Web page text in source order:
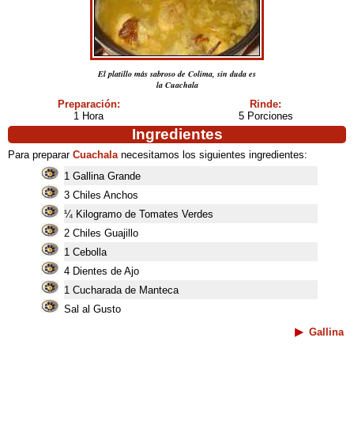
El platillo más sabroso de Colima, sin duda es
la Cuachala
Preparación:
1 Hora
Rinde:
5 Porciones
Ingredientes
Para preparar Cuachalanecesitamos los siguientes ingredientes:
1 Gallina Grande
3 Chiles Anchos
¼ Kilogramo de Tomates Verdes
2 Chiles Guajillo
1 Cebolla
4 Dientes de Ajo
1 Cucharada de Manteca
Sal al Gusto
Gallina